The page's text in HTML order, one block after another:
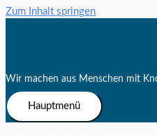
Zum Inhalt springen
Wir machen aus Menschen mit
Hauptmenü